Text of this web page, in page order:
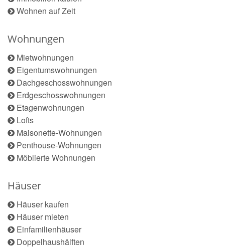
Wohnen auf Zeit
Wohnungen
Mietwohnungen
Eigentumswohnungen
Dachgeschosswohnungen
Erdgeschosswohnungen
Etagenwohnungen
Lofts
Maisonette-Wohnungen
Penthouse-Wohnungen
Möblierte Wohnungen
Häuser
Häuser kaufen
Häuser mieten
Einfamilienhäuser
Doppelhaushälften